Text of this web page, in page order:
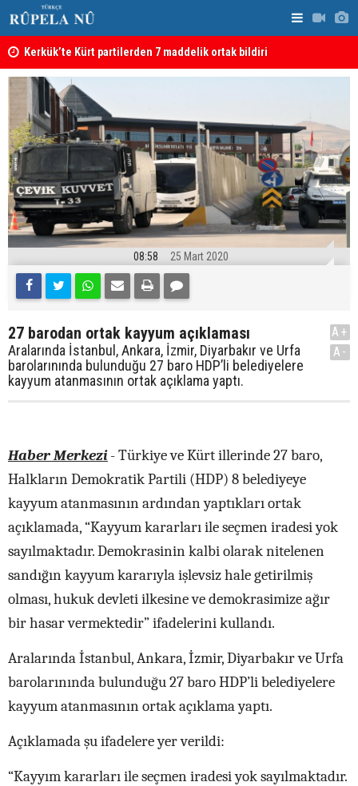
Kerkük’te Kürt partilerden 7 maddelik ortak bildiri
08:58 25 Mart 2020
27 barodan ortak kayyum açıklaması
Aralarında İstanbul, Ankara, İzmir, Diyarbakır ve Urfa
barolarınında bulunduğu 27 baro HDP’li belediyelere
kayyum atanmasının ortak açıklama yaptı.
A+
A-
Haber Merkezi- Türkiye ve Kürt illerinde 27 baro,
Halkların Demokratik Partili (HDP) 8 belediyeye
kayyum atanmasının ardından yaptıkları ortak
açıklamada, “Kayyum kararları ile seçmen iradesi yok
sayılmaktadır. Demokrasinin kalbi olarak nitelenen
sandığın kayyum kararıyla işlevsiz hale getirilmiş
olması, hukuk devleti ilkesine ve demokrasimize ağır
bir hasar vermektedir” ifadelerini kullandı.
Aralarında İstanbul, Ankara, İzmir, Diyarbakır ve Urfa
barolarınında bulunduğu 27 baro HDP’li belediyelere
kayyum atanmasının ortak açıklama yaptı.
Açıklamada şu ifadelere yer verildi:
“Kayyım kararları ile seçmen iradesi yok sayılmaktadır.